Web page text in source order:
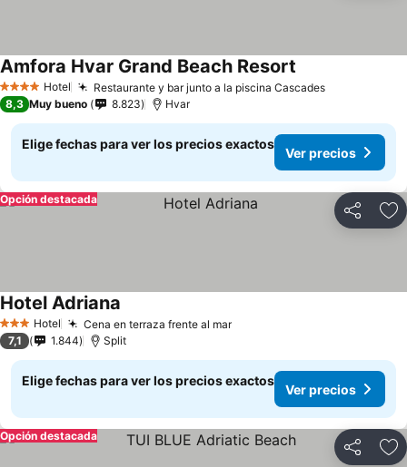
4 EstrellasHotel Restaurante y bar junto a la piscina Cascades
Amfora Hvar Grand Beach Resort
8,3 Muy bueno 8.823 Hvar
Elige fechas para ver los precios exactos
Ver precios
Compartir
Opción destacada
3 Estrellas
Hotel Cena en terraza frente al mar
Hotel Adriana
7,1 1.844 Split
Elige fechas para ver los precios exactos
Ver precios
Compartir
Opción destacada